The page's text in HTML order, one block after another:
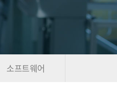
소프트웨어